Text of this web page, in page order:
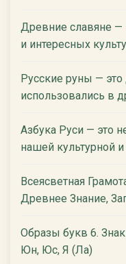
Древние славяне —
и интересных
Русские руны —
использовались в
Азбука Руси — это
нашей культурной
Всеясветная
Древнее Знание,
Образы букв 6.
Юн, Юс, Я (Ла)